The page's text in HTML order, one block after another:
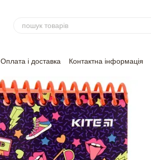
Оплата і доставка Контактна інформація